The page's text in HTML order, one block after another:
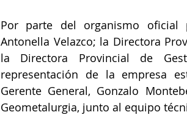
Por parte del organismo oficial
Antonella Velazco; la Directora
la Directora Provincial de
representación de la empresa
Gerente General, Gonzalo
Geometalurgia, junto al equipo